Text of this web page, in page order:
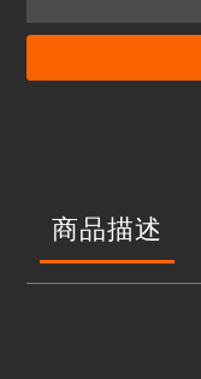
商品描述